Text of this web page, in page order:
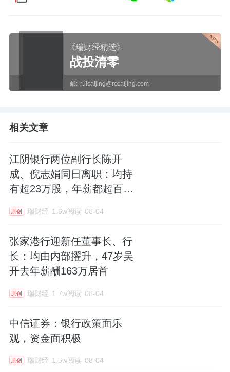
《瑞财经精选》
战投清零
邮: ruicaijing@rccaijing.com
相关文章
江阴银行两位副行长陈开
成、倪志娟同日离职：均持
有超23万股，年薪都超百万
原创 瑞财经 1.6w阅读 08-04
张家港行迎新任董事长、行
长：均由内部擢升，47岁吴
开去年薪酬163万居首
原创 瑞财经 1.7w阅读 08-04
中信证券：银行政策面乐
观，资金面积极
原创 瑞财经 1.5w阅读 08-04